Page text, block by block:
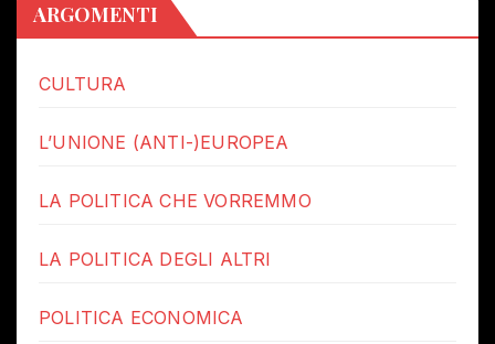
ARGOMENTI
CULTURA
L’UNIONE (ANTI-)EUROPEA
LA POLITICA CHE VORREMMO
LA POLITICA DEGLI ALTRI
POLITICA ECONOMICA